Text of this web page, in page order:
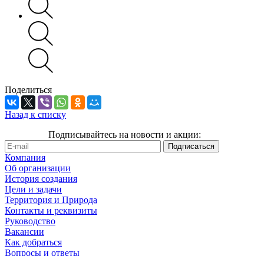
Поделиться
Назад к списку
Подписывайтесь на новости и акции:
Компания
Об организации
История создания
Цели и задачи
Территория и Природа
Контакты и реквизиты
Руководство
Вакансии
Как добраться
Вопросы и ответы